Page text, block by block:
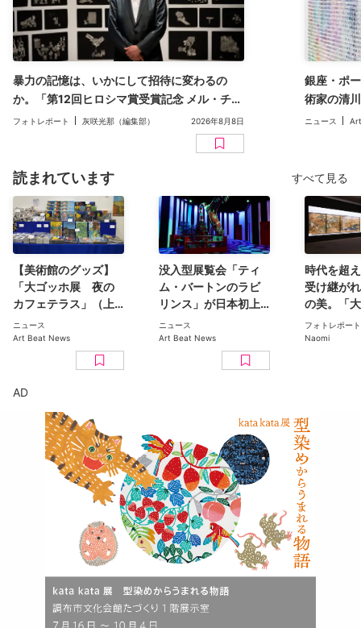
暴力の記憶は、いかにして招待に変わるの
か。「第12回ヒロシマ賞受賞記念 メル・チン
展」（広島市現代美術館）レポート
フォトレポート 灰咲光那（編集部） 2026年8月8日
銀座・ポ
術家の清
二人展「
ニュース
読まれています すべて見る
【美術館のグッズ】
「大ゴッホ展 夜の
カフェテラス」（上
野の森美術館）で見
つけた、編集部おす
すめグッズ10選
ニュース
Art Beat News
没入型展覧会「ティ
ム・バートンのラビ
リンス」が日本初上
陸。豊洲のCREVIA
BASE Tokyoで11月開
ニュース
Art Beat News
時代を超
受け継が
の美。「
日本美術
ン 百花繚乱〜海を越
フォトレポート
Naomi
AD